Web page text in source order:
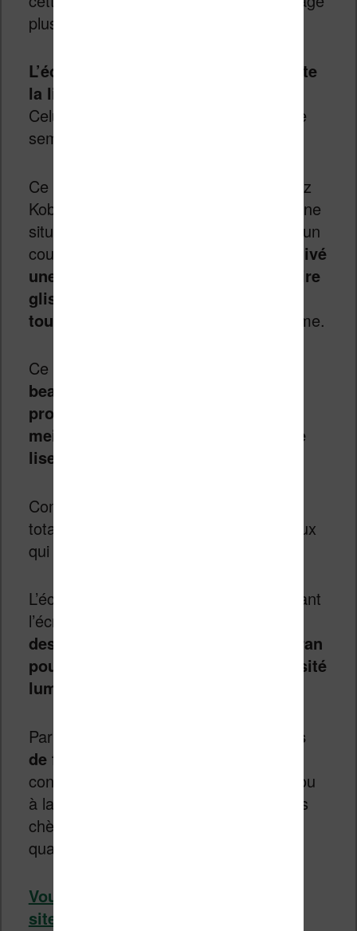
plus fin et tout à fait correct.
L’écran est tactile et on contrôle toute
la liseuse en appuyant sur l’écran.
Celui-ci est réactif même si parfois il ne
semble pas réagir immédiatement.
Ce défaut existe depuis longtemps chez
Kobo et on se retrouve souvent dans une
situation où l’on tourne 2 ou 3 pages d’un
coup. Pour régler ce problème,
j’ai activé
une option qui indique qu’on doit faire
glisser son doigt sur l’écran pour
tourner la page
et qui règle ce problème.
Ce petit défaut mis à part,
beau et l’éclairage proposé est très
progressif
meilleur éclairage proposé dans une
liseuse de cette gamme
Comme toujours, on peut couper
totalement l’éclairage pour celles et ceux
qui préfèrent s’en passer.
L’éclairage se règle facilement en utilisant
l’écran tactile :
descendre le doigt à gauche de l’écran
pour augmenter ou diminuer l’intensité
lumineuse
Par contre,
la liseuse ne propose pas
de filtre de la lumière bleue
contrairement à la
ou
à la
, deux liseuses plus
chères et avec un écran de meilleure
qualité.
Vous pouvez voir la Kobo Nia sur le
site Fnac.com